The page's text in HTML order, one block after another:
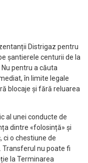
Distrigaz pentru
șantierele centurii de la
pentru a căuta
în limite legale
blocaje și fără reluarea
al unei conducte de
dintre «folosință» și
ci o chestiune de
nu poate fi
la Terminarea